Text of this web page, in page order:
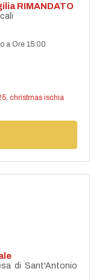
RIMANDATO
a Ore 15:00
, christmas ischia
di Sant'Antonio